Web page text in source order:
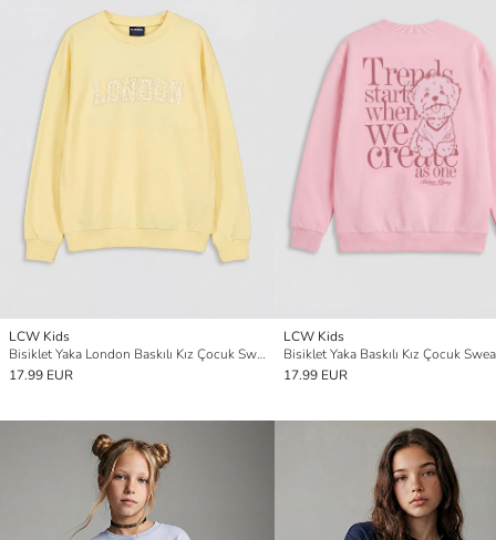
LCW Kids
Bisiklet Yaka London Baskılı Kız Çocuk Sweatshirt
17.99 EUR
LCW Kids
Bisiklet Yaka Baskılı Kız Çocuk
17.99 EUR